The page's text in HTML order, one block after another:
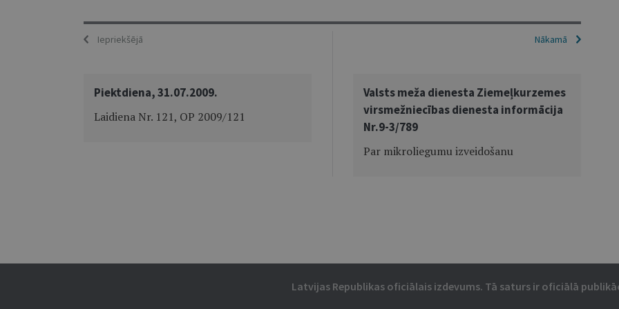
Iepriekšējā Nākamā
Piektdiena, 31.07.2009.
Laidiena Nr. 121, OP 2009/121
Valsts meža dienesta Ziemeļkurzemes
virsmežniecības dienesta informācija
Nr.9-3/789
Par mikroliegumu izveidošanu
Latvijas Republikas oficiālais izdevums. Tā saturs ir oficiālā